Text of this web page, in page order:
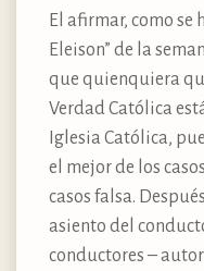
El afirmar, como se
Eleison” de la
que quienquiera
Verdad Católica
Iglesia Católica,
el mejor de los
casos falsa.
asiento del
conductores –